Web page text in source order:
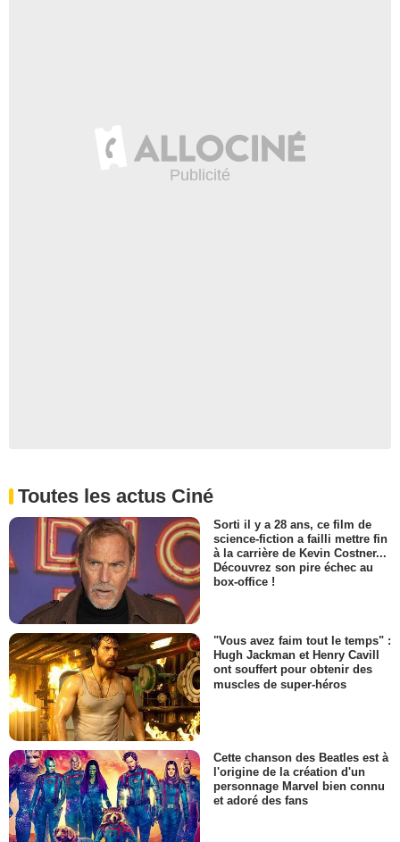
Toutes les actus Ciné
Sorti il y a 28 ans, ce film de
science-fiction a failli mettre fin
à la carrière de Kevin Costner...
Découvrez son pire échec au
box-office !
"Vous avez faim tout le temps" :
Hugh Jackman et Henry Cavill
ont souffert pour obtenir des
muscles de super-héros
Cette chanson des Beatles est à
l'origine de la création d'un
personnage Marvel bien connu
et adoré des fans